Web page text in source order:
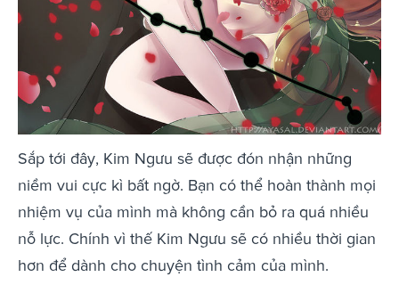
Sắp tới đây, Kim Ngưu sẽ được đón nhận những
niềm vui cực kì bất ngờ. Bạn có thể hoàn thành mọi
nhiệm vụ của mình mà không cần bỏ ra quá nhiều
nỗ lực. Chính vì thế Kim Ngưu sẽ có nhiều thời gian
hơn để dành cho chuyện tình cảm của mình.